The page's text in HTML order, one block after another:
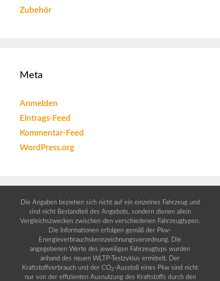
Zubehör
Meta
Anmelden
Eintrags-Feed
Kommentar-Feed
WordPress.org
Die Angaben beziehen sich nicht auf ein einzelnes Fahrzeug und
sind nicht Bestandteil des Angebots, sondern dienen allein
Vergleichszwecken zwischen den verschiedenen Fahrzeugtypen.
Die Informationen erfolgen gemäß der Pkw-
Energieverbrauchskennzeichnungsverordnung. Die
angegebenen Werte des jeweiligen Fahrzeugtyps wurden
anhand des neuen WLTP-Testzyklus ermittelt. Der
Kraftstoffverbrauch und der CO2 -Ausstoß eines Pkw sind nicht
nur von der effizienten Ausnutzung des Kraftstoffs durch den